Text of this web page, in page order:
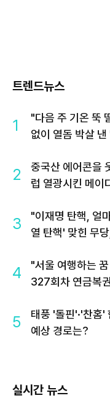
트렌드뉴스
1
"다음 주 기온 뚝
없이 열돔 박살
2
중국산 에어콘을
럽 열광시킨 메이
3
"이재명 탄핵, 얼
열 탄핵' 맞힌 무
4
"서울 여행하는
327회차 연금복
5
태풍 '돌핀'·'찬홈
예상 경로는?
실시간 뉴스